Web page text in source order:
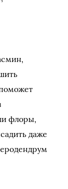
флоры,
даже